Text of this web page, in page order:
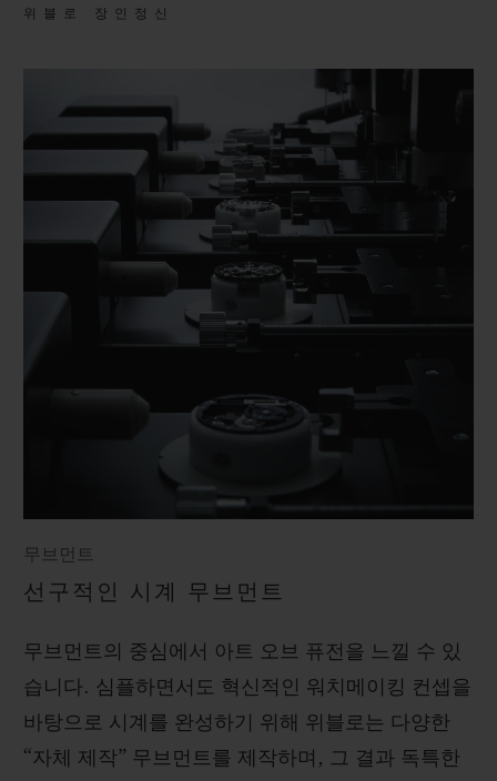
위블로 장인정신
무브먼트
선구적인 시계 무브먼트
무브먼트의 중심에서 아트 오브 퓨전을 느낄 수 있
습니다. 심플하면서도 혁신적인 워치메이킹 컨셉을
바탕으로 시계를 완성하기 위해 위블로는 다양한
“자체 제작” 무브먼트를 제작하며, 그 결과 독특한